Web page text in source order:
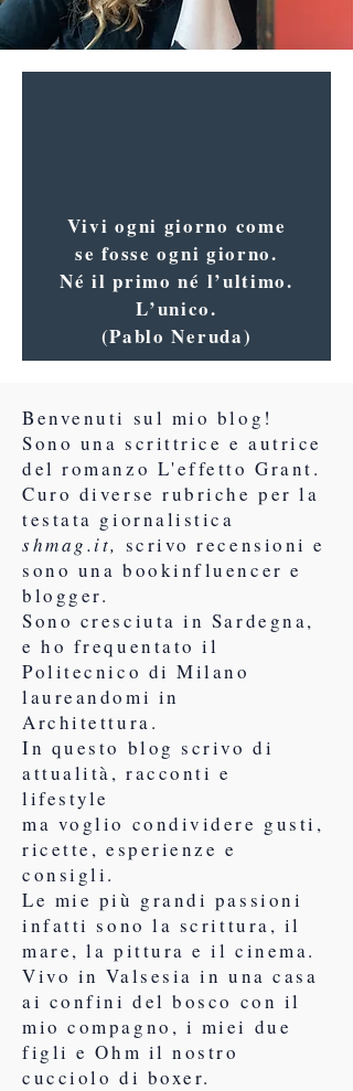
Vivi ogni giorno come
se fosse ogni giorno.
Né il primo né l’ultimo.
L’unico.
(Pablo Neruda)
Benvenuti sul mio blog!
Sono una scrittrice e autrice
del romanzo L'effetto Grant.
Curo diverse rubriche per la
testata giornalistica
shmag.it, scrivo recensioni e
sono una bookinfluencer e
blogger.
Sono cresciuta in Sardegna,
e ho frequentato il
Politecnico di Milano
laureandomi in
Architettura.
In questo blog scrivo di
attualità, racconti e
lifestyle
ma voglio condividere gusti,
ricette, esperienze e
consigli.
Le mie più grandi passioni
infatti sono la scrittura, il
mare, la pittura e il cinema.
Vivo in Valsesia in una casa
ai confini del bosco con il
mio compagno, i miei due
figli e Ohm il nostro
cucciolo di boxer.